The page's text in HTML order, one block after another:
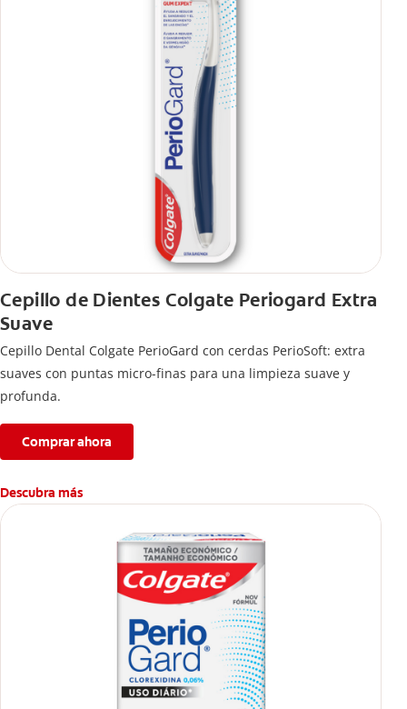
Cepillo de Dientes Colgate Periogard Extra
Suave
Cepillo Dental Colgate PerioGard con cerdas PerioSoft: extra
suaves con puntas micro-finas para una limpieza suave y
profunda.
Comprar ahora
Descubra más